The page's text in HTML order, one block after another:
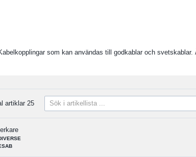
som kan användas till godkablar och
artiklar25